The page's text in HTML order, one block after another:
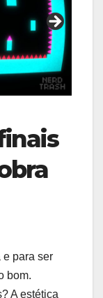
e para ser
bom.
A estética